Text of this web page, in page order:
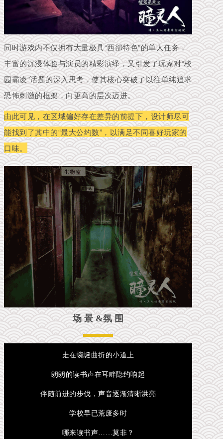
同时游戏内不仅拥有大量极具“西部特色”的单人任务，
丰富的沉浸体验与演员的精彩演绎，又引发了玩家对“校
园霸凌”话题的深入思考，使其核心突破了以往单纯追求
恐怖刺激的框架，向更高的层次迈进。
由此可见，在区域偏好存在差异的前提下，设计师尽可
能找到了其中的“最大公约数”，以满足不同喜好玩家的
口味。
场 景 &氛 围
走在蜿蜒曲折的小道上
朗朗的读书声在耳畔隐约响起
伴随前进的步伐，声音逐渐清晰洪亮
学校早已荒废多时
哪来读书声……莫非？